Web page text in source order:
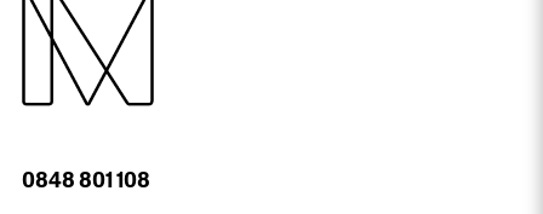
0848 801 108